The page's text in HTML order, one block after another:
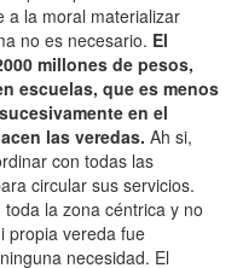
a la moral materializar
no es necesario. El
millones de pesos,
escuelas, que es menos
en el
las veredas. Ah si,
con todas las
circular sus servicios.
la zona céntrica y no
propia vereda fue
necesidad. El